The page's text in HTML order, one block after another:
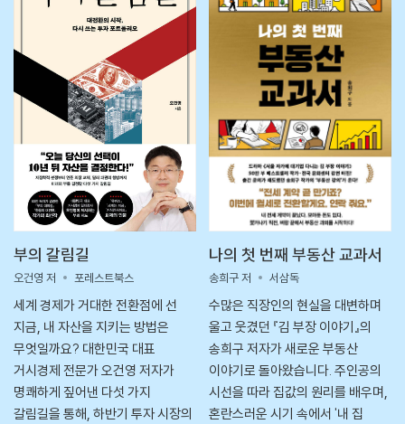
부의 갈림길
오건영 저 포레스트북스
세계 경제가 거대한 전환점에 선
지금, 내 자산을 지키는 방법은
무엇일까요? 대한민국 대표
거시경제 전문가 오건영 저자가
명쾌하게 짚어낸 다섯 가지
갈림길을 통해, 하반기 투자 시장의
나의 첫 번째 부동산 교과서
송희구 저 서삼독
수많은 직장인의 현실을 대변하며
울고 웃겼던 『김 부장 이야기』의
송희구 저자가 새로운 부동산
이야기로 돌아왔습니다. 주인공의
시선을 따라 집값의 원리를 배우며,
혼란스러운 시기 속에서 '내 집